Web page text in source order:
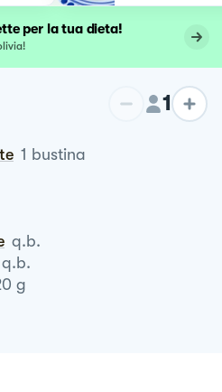
per la tua dieta!
1
1 bustina
q.b.
q.b.
g